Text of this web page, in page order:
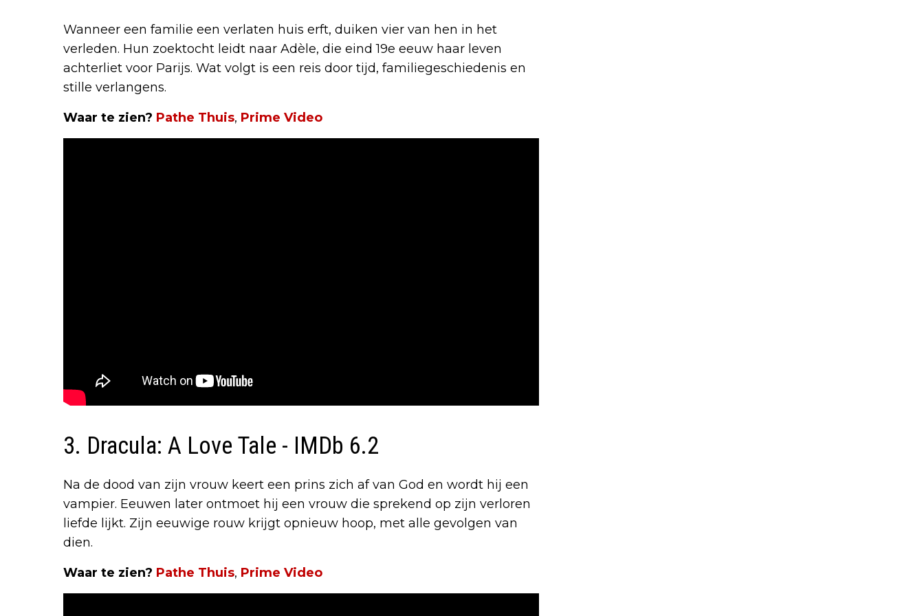
Wanneer een familie een verlaten huis erft, duiken vier van hen in het
verleden. Hun zoektocht leidt naar Adèle, die eind 19e eeuw haar leven
achterliet voor Parijs. Wat volgt is een reis door tijd, familiegeschiedenis en
stille verlangens.
Waar te zien? Pathe Thuis, Prime Video
3. Dracula: A Love Tale - IMDb 6.2
Na de dood van zijn vrouw keert een prins zich af van God en wordt hij een
vampier. Eeuwen later ontmoet hij een vrouw die sprekend op zijn verloren
liefde lijkt. Zijn eeuwige rouw krijgt opnieuw hoop, met alle gevolgen van
dien.
Waar te zien? Pathe Thuis, Prime Video